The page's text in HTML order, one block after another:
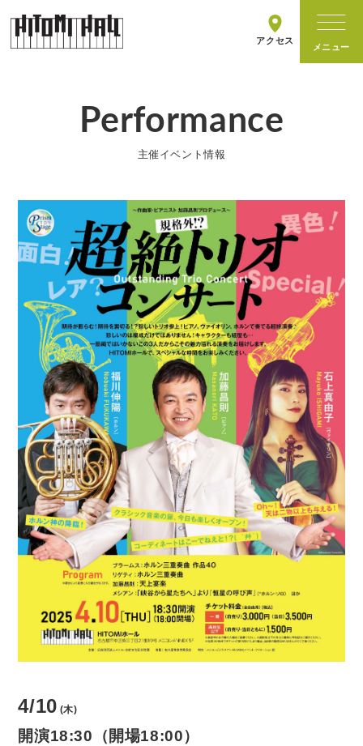
ホールについて
主催イベント
イベントカレンダー
貸館情報
よくあるご質問
アクセス
サポートが必要な方へ
サイトポリシー
アクセス
Performance
主催イベント情報
4/10 (木)
開演18:30（開場18:00）